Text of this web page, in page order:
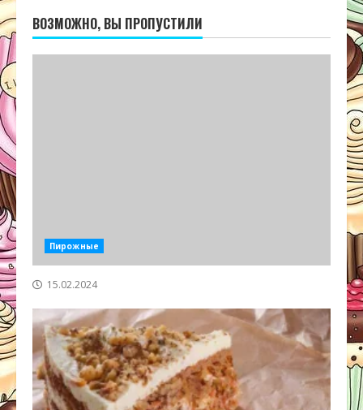
ВОЗМОЖНО, ВЫ ПРОПУСТИЛИ
Пирожные
15.02.2024